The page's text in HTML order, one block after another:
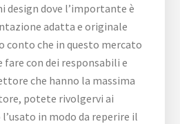
design dove l’importante è
adatta e originale
conto che in questo mercato
fare con dei responsabili e
che hanno la massima
potete rivolgervi ai
in modo da reperire il